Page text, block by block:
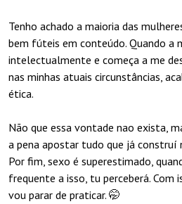
Tenho achado a maioria das
bem fúteis em conteúdo. Quando a
intelectualmente e começa a me
nas minhas atuais circunstâncias,
ética.
Não que essa vontade nao exista,
a pena apostar tudo que já construí
Por fim, sexo é superestimado,
frequente a isso, tu perceberá. Com
vou parar de praticar. 🤭